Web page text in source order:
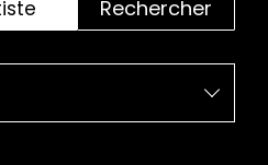
Rechercher